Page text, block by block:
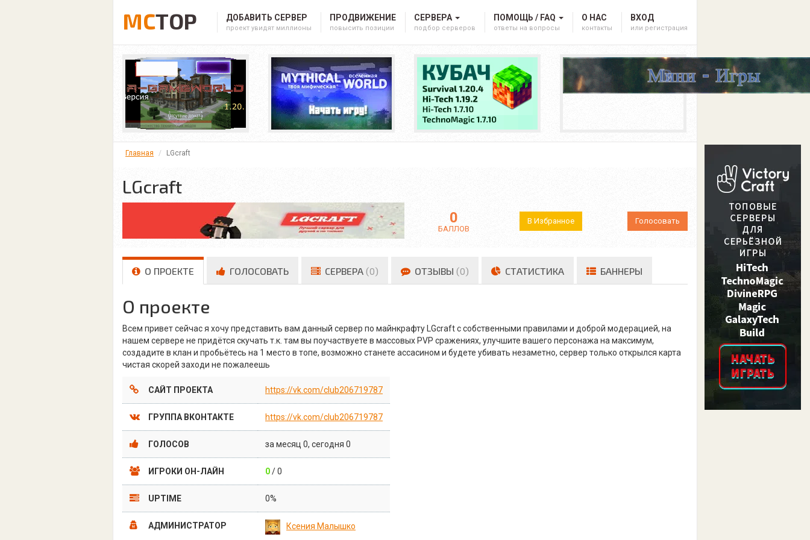
MCTOP ДОБАВИТЬ СЕРВЕР
проект увидят миллионы
ПРОДВИЖЕНИЕ
повысить позиции
СЕРВЕРА
подбор серверов
ПОМОЩЬ / FAQ
ответы на вопросы
О НАС
контакты
ВХОД
или регистрация
Главная LGcraft
LGcraft
0
БАЛЛОВ
В Избранное Голосовать
О ПРОЕКТЕ ГОЛОСОВАТЬ СЕРВЕРА (0) ОТЗЫВЫ (0) СТАТИСТИКА БАННЕРЫ
О проекте
Всем привет сейчас я хочу представить вам данный сервер по майнкрафту LGcraft с собственными правилами и доброй модерацией, на
нашем сервере не придётся скучать т.к. там вы поучаствуете в массовых PVP сражениях, улучшите вашего персонажа на максимум,
создадите в клан и пробьётесь на 1 место в топе, возможно станете ассасином и будете убивать незаметно, сервер только открылся карта
чистая скорей заходи не пожалеешь
САЙТ ПРОЕКТА https://vk.com/club206719787
ГРУППА ВКОНТАКТЕ https://vk.com/club206719787
ГОЛОСОВ за месяц 0, сегодня 0
ИГРОКИ ОН-ЛАЙН 0/ 0
UPTIME 0%
АДМИНИСТРАТОР Ксения Малышко